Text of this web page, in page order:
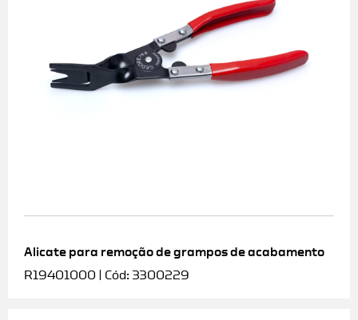
Alicate para remoção de grampos de acabamento
R19401000 | Cód: 3300229